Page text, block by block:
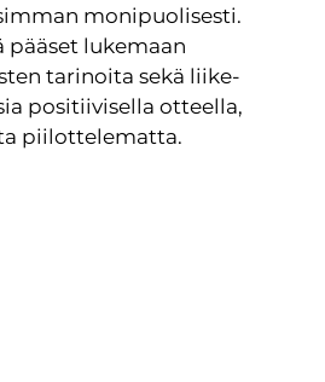
monipuolisesti.
pääset lukemaan
tarinoita sekä liike-
positiivisella otteella,
piilottelematta.